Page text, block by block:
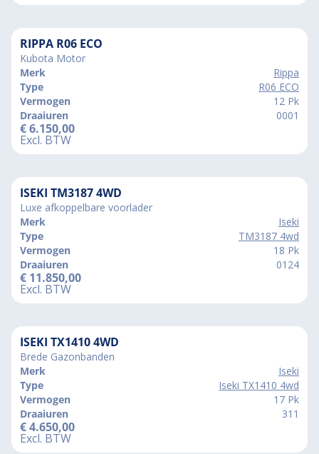
RIPPA R06 ECO
Kubota Motor
Merk
Rippa
Type
R06 ECO
Vermogen
12 Pk
Draaiuren
0001
€6.150,00
Excl. BTW
ISEKI TM3187 4WD
Luxe afkoppelbare voorlader
Merk
Iseki
Type
TM3187 4wd
Vermogen
18 Pk
Draaiuren
0124
€ 11.850,00
Excl. BTW
ISEKI TX1410 4WD
Brede Gazonbanden
Merk
Iseki
Type
Iseki TX1410 4wd
Vermogen
17 Pk
Draaiuren
311
€4.650,00
Excl. BTW